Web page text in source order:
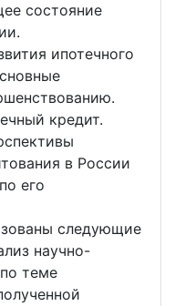
состояние
ипотечного
кредит.
в России
его
следующие
научно-
теме